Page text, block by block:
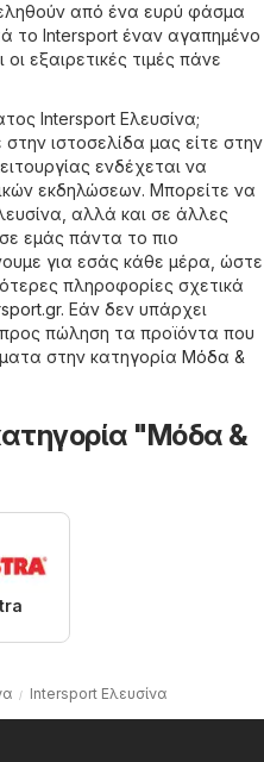
από ένα ευρύ φάσμα
το Intersport έναν αγαπημένο
εξαιρετικές τιμές πάνε
Intersport Ελευσίνα;
ιστοσελίδα μας είτε στην
ενδέχεται να
εκδηλώσεων. Μπορείτε να
αλλά και σε άλλες
εμάς πάντα το πιο
για εσάς κάθε μέρα, ώστε
πληροφορίες σχετικά
. Εάν δεν υπάρχει
πώληση τα προϊόντα που
στην κατηγορία Μόδα &
"Μόδα &
Intersport Ελευσίνα